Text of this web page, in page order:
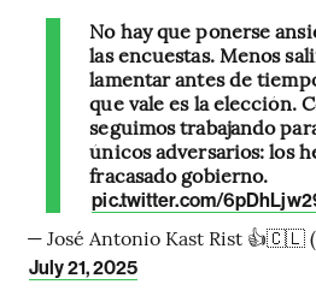
No hay que ponerse
las encuestas. Menos
lamentar antes de
que vale es la elección.
seguimos trabajando
únicos adversarios: los
fracasado gobierno.
pic.twitter.com/
— José Antonio Kast Rist 👍🇨🇱
July 21, 2025